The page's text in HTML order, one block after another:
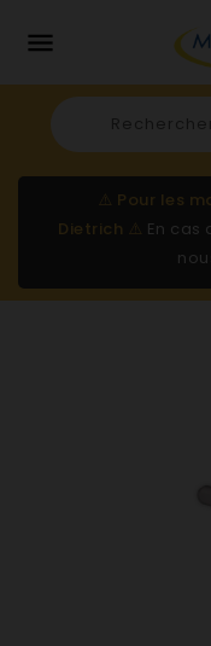

⚠️ Pour les
Dietrich ⚠️ En